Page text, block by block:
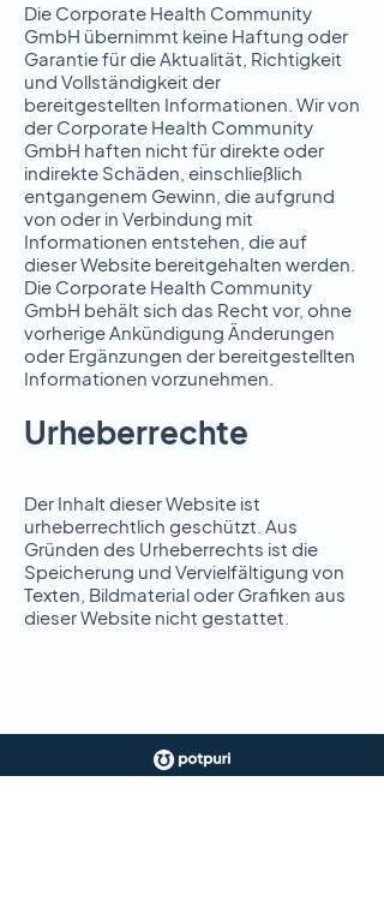
Die Corporate Health Community
GmbH übernimmt keine Haftung oder
Garantie für die Aktualität, Richtigkeit
und Vollständigkeit der
bereitgestellten Informationen. Wir von
der Corporate Health Community
GmbH haften nicht für direkte oder
indirekte Schäden, einschließlich
entgangenem Gewinn, die aufgrund
von oder in Verbindung mit
Informationen entstehen, die auf
dieser Website bereitgehalten werden.
Die Corporate Health Community
GmbH behält sich das Recht vor, ohne
vorherige Ankündigung Änderungen
oder Ergänzungen der bereitgestellten
Informationen vorzunehmen.
Urheberrechte
Der Inhalt dieser Website ist
urheberrechtlich geschützt. Aus
Gründen des Urheberrechts ist die
Speicherung und Vervielfältigung von
Texten, Bildmaterial oder Grafiken aus
dieser Website nicht gestattet.